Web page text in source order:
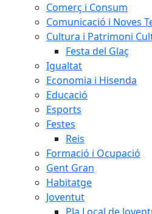
Comerç i Consum
Comunicació i Noves
Cultura i Patrimoni
Festa del Glaç
Igualtat
Economia i Hisenda
Educació
Esports
Festes
Reis
Formació i Ocupació
Gent Gran
Habitatge
Joventut